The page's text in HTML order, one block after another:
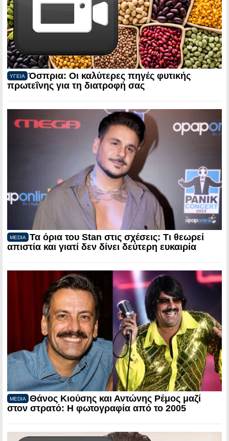
ΥΓΕΙΑ
Όσπρια: Οι καλύτερες πηγές φυτικής
πρωτεΐνης για τη διατροφή σας
MEDIA
Τα όρια του Stan στις σχέσεις: Τι θεωρεί
απιστία και γιατί δεν δίνει δεύτερη ευκαιρία
MEDIA
Θάνος Κιούσης και Αντώνης Ρέμος μαζί
στον στρατό: Η φωτογραφία από το 2005